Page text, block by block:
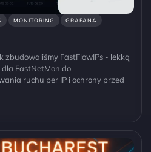
MONITORING
GRAFANA
zbudowaliśmy FastFlowIPs - lekką
FastNetMon do
ruchu per IP i ochrony przed